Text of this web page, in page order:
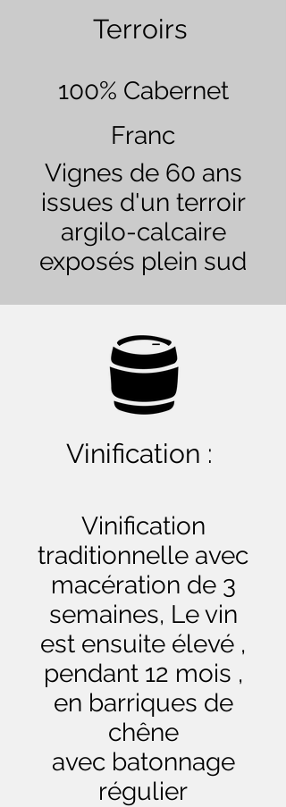
Terroirs
100% Cabernet
Franc
Vignes de 60 ans
issues d'un terroir
argilo-calcaire
exposés plein sud
Vinification :
Vinification
traditionnelle avec
macération de 3
semaines, Le vin
est ensuite élevé ,
pendant 12 mois ,
en barriques de
chêne
avec batonnage
régulier